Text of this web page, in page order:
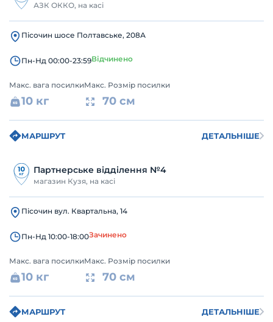
АЗК ОККО, на касі
Пісочин шосе Полтавське, 208А
Пн-Нд 00:00-23:59Відчинено
Макс. вага посилки
10 кг
Макс. Розмір посилки
70 см
МАРШРУТ ДЕТАЛЬНІШЕ
Партнерське відділення №4
магазин Кузя, на касі
Пісочин вул. Квартальна, 14
Пн-Нд 10:00-18:00Зачинено
Макс. вага посилки
10 кг
Макс. Розмір посилки
70 см
МАРШРУТ ДЕТАЛЬНІШЕ